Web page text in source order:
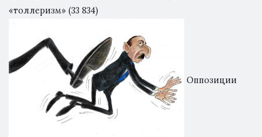
«толлеризм» (33 834)
Оппозиции